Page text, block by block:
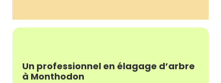
Un professionnel en élagage d’arbre
à Monthodon